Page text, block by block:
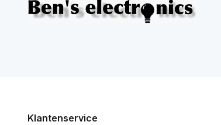
Klantenservice